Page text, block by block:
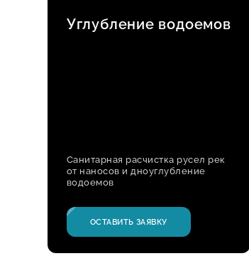
Углубление водоемов
Санитарная расчистка русел рек
от наносов и дноуглубление
водоемов
ОСТАВИТЬ ЗАЯВКУ